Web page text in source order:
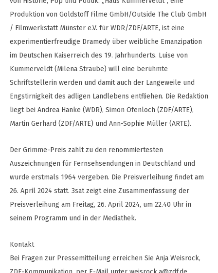
Produktion von Goldstoff Filme GmbH/Outside The Club GmbH
/ Filmwerkstatt Münster e.V. für WDR/ZDF/ARTE, ist eine
experimentierfreudige Dramedy über weibliche Emanzipation
im Deutschen Kaiserreich des 19. Jahrhunderts. Luise von
Kummerveldt (Milena Straube) will eine berühmte
Schriftstellerin werden und damit auch der Langeweile und
Engstirnigkeit des adligen Landlebens entfliehen. Die Redaktion
liegt bei Andrea Hanke (WDR), Simon Ofenloch (ZDF/ARTE),
Martin Gerhard (ZDF/ARTE) und Ann-Sophie Müller (ARTE).
Der Grimme-Preis zählt zu den renommiertesten
Auszeichnungen für Fernsehsendungen in Deutschland und
wurde erstmals 1964 vergeben. Die Preisverleihung findet am
26. April 2024 statt. 3sat zeigt eine Zusammenfassung der
Preisverleihung am Freitag, 26. April 2024, um 22.40 Uhr in
seinem Programm und in der Mediathek.
Kontakt
Bei Fragen zur Pressemitteilung erreichen Sie Anja Weisrock,